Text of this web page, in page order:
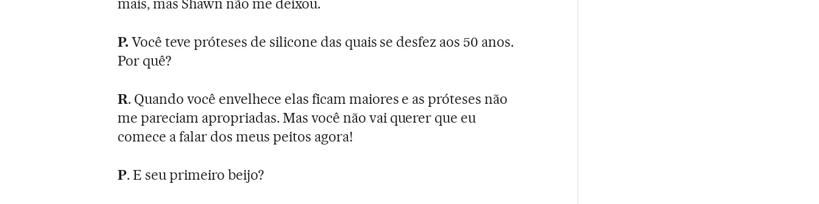
mais, mas Shawn não me deixou.
P. Você teve próteses de silicone das quais se desfez aos 50 anos.
Por quê?
R. Quando você envelhece elas ficam maiores e as próteses não
me pareciam apropriadas. Mas você não vai querer que eu
comece a falar dos meus peitos agora!
P. E seu primeiro beijo?